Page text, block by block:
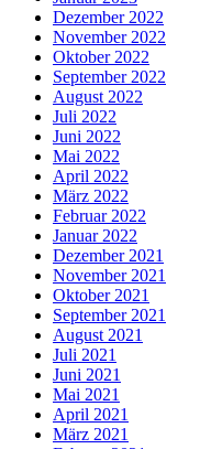
Dezember 2022
November 2022
Oktober 2022
September 2022
August 2022
Juli 2022
Juni 2022
Mai 2022
April 2022
März 2022
Februar 2022
Januar 2022
Dezember 2021
November 2021
Oktober 2021
September 2021
August 2021
Juli 2021
Juni 2021
Mai 2021
April 2021
März 2021